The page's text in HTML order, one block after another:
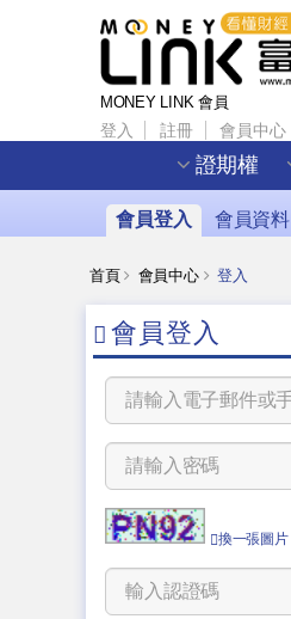
MONEY LINK 會員
登入 註冊 會員中心
證期權
會員登入 會員資料
首頁 會員中心 登入
會員登入
換一張圖片